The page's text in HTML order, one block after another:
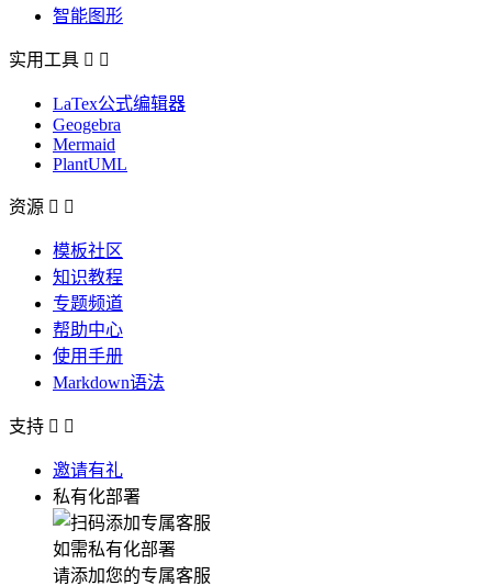
智能图形
实用工具  
LaTex公式编辑器
Geogebra
Mermaid
PlantUML
资源  
模板社区
知识教程
专题频道
帮助中心
使用手册
Markdown语法
支持  
邀请有礼
私有化部署
如需私有化部署
请添加您的专属客服